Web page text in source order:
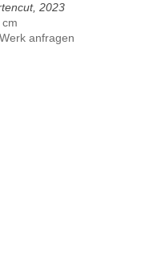
2023
anfragen